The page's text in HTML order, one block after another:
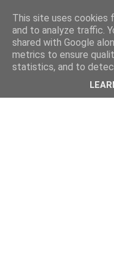
This site uses cookies
and to analyze traffic.
shared with Google
metrics to ensure
statistics, and to